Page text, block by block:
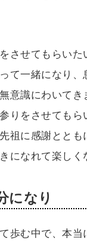
させてもらい
て一緒になり
意識にわいて
りをさせても
祖に感謝とと
になれて楽しく
になり
歩む中で、本当